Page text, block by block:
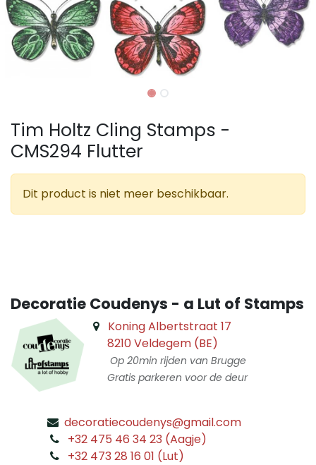
Tim Holtz Cling Stamps -
CMS294 Flutter
Dit product is niet meer beschikbaar.
Decoratie Coudenys - a Lut of Stamps
Koning Albertstraat 17
8210 Veldegem (BE)
Op 20min rijden van Brugge
Gratis parkeren voor de deur
decoratiecoudenys@gmail.com
+32 475 46 34 23 (Aagje)
+32 473 28 16 01 (Lut)